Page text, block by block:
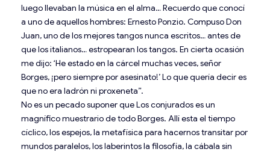
luego llevaban la música en el alma… Recuerdo que conocí
a uno de aquellos hombres: Ernesto Ponzio. Compuso Don
Juan, uno de los mejores tangos nunca escritos… antes de
que los italianos… estropearan los tangos. En cierta ocasión
me dijo: ‘He estado en la cárcel muchas veces, señor
Borges, ¡pero siempre por asesinato!’ Lo que quería decir es
que no era ladrón ni proxeneta”.
No es un pecado suponer que Los conjurados es un
magnífico muestrario de todo Borges. Allí esta el tiempo
cíclico, los espejos, la metafísica para hacernos transitar por
mundos paralelos, los laberintos la filosofía, la cábala sin